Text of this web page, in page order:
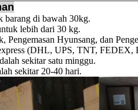
barang di bawah 30kg.
lebih dari 30 kg.
Pengemasan Hyunsang, dan
(DHL, UPS, TNT, FEDEX,
sekitar satu minggu.
sekitar 20-40 hari.